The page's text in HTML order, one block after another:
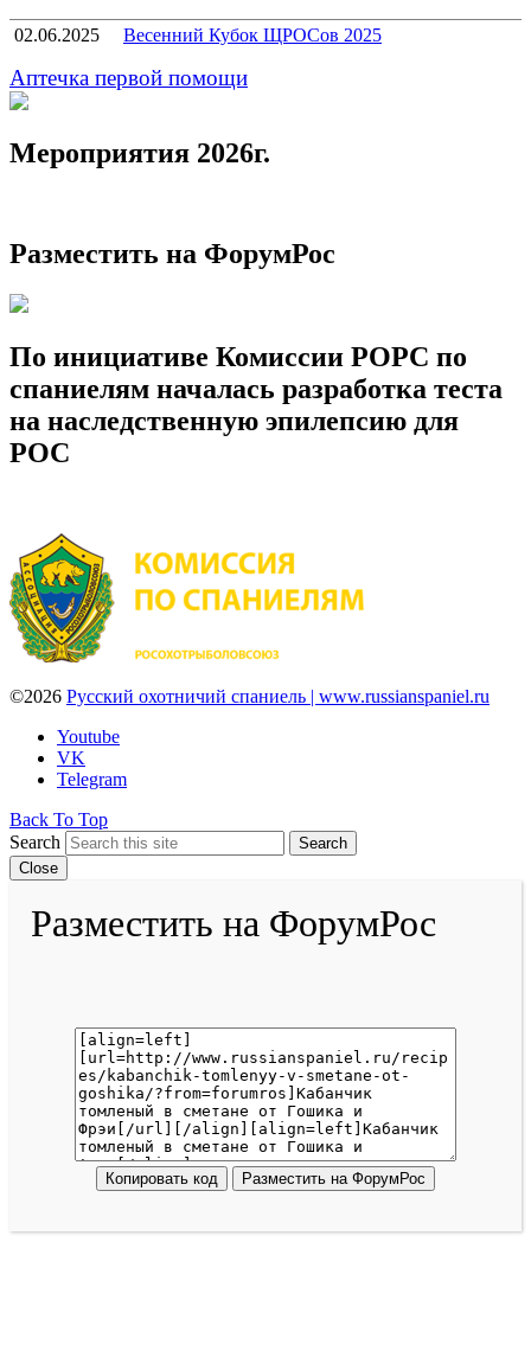
02.06.2025 Весенний Кубок ЩРОСов 2025
Аптечка первой помощи
Мероприятия 2026г.
Разместить на ФорумРос
По инициативе Комиссии РОРС по
спаниелям началась разработка теста
на наследственную эпилепсию для
РОС
©2026 Русский охотничий спаниель | www.russianspaniel.ru
Youtube
VK
Telegram
Back To Top
Search
Search
Close
Разместить на ФорумРос